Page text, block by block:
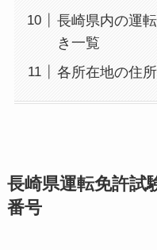
長崎県内の運
き一覧
各所在地の住
長崎県運転免許試
番号